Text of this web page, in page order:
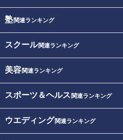
塾関連ランキング
スクール関連ランキング
美容関連ランキング
スポーツ＆ヘルス 関連ランキング
ウエディング関連ランキング